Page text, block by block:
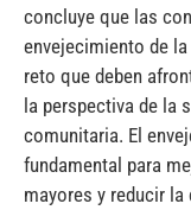
concluye que las
envejecimiento de
reto que deben
la perspectiva de la
comunitaria. El
fundamental para
mayores y reducir